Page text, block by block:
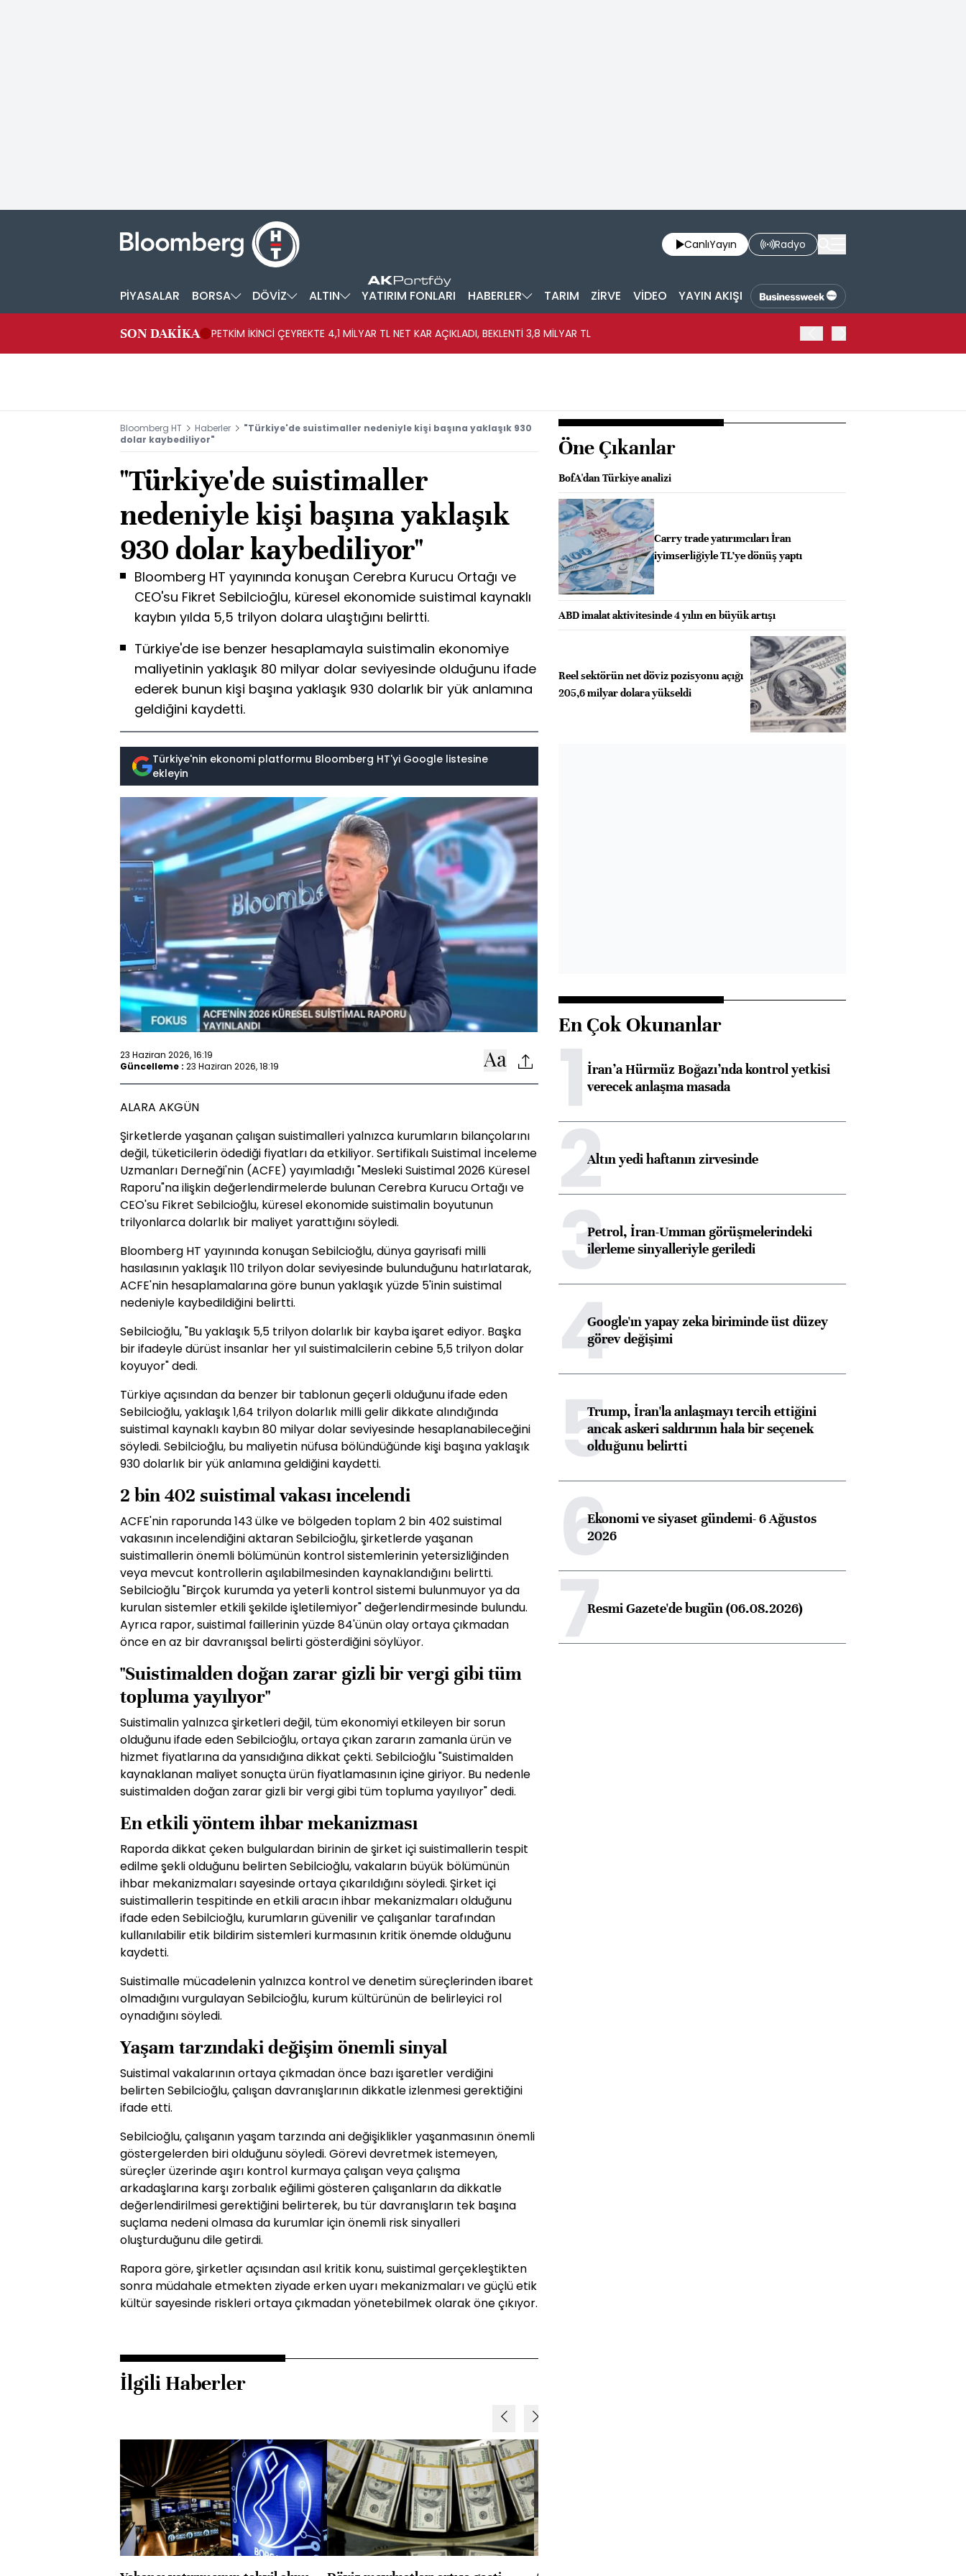
CanlıYayın Radyo
PİYASALAR BORSA DÖVİZ ALTIN YATIRIM FONLARI HABERLER TARIM ZİRVE VİDEO YAYIN AKIŞI
SON DAKİKA PETKİM İKİNCİ ÇEYREKTE 4,1 MİLYAR TL NET KAR AÇIKLADI, BEKLENTİ 3,8 MİLYAR TL
Bloomberg HT Haberler
"Türkiye'de suistimaller nedeniyle kişi başına yaklaşık 930
dolar kaybediliyor"
"Türkiye'de suistimaller
nedeniyle kişi başına yaklaşık
930 dolar kaybediliyor"
Bloomberg HT yayınında konuşan Cerebra Kurucu Ortağı ve
CEO'su Fikret Sebilcioğlu, küresel ekonomide suistimal kaynaklı
kaybın yılda 5,5 trilyon dolara ulaştığını belirtti.
Türkiye'de ise benzer hesaplamayla suistimalin ekonomiye
maliyetinin yaklaşık 80 milyar dolar seviyesinde olduğunu ifade
ederek bunun kişi başına yaklaşık 930 dolarlık bir yük anlamına
geldiğini kaydetti.
Türkiye'nin ekonomi platformu Bloomberg HT'yi Google listesine
ekleyin
23 Haziran 2026, 16:19
Güncelleme : 23 Haziran 2026, 18:19
ALARA AKGÜN
Şirketlerde yaşanan çalışan suistimalleri yalnızca kurumların bilançolarını
değil, tüketicilerin ödediği fiyatları da etkiliyor. Sertifikalı Suistimal İnceleme
Uzmanları Derneği'nin (ACFE) yayımladığı "Mesleki Suistimal 2026 Küresel
Raporu"na ilişkin değerlendirmelerde bulunan Cerebra Kurucu Ortağı ve
CEO'su Fikret Sebilcioğlu, küresel ekonomide suistimalin boyutunun
trilyonlarca dolarlık bir maliyet yarattığını söyledi.
Bloomberg HT yayınında konuşan Sebilcioğlu, dünya gayrisafi milli
hasılasının yaklaşık 110 trilyon dolar seviyesinde bulunduğunu hatırlatarak,
ACFE'nin hesaplamalarına göre bunun yaklaşık yüzde 5'inin suistimal
nedeniyle kaybedildiğini belirtti.
Sebilcioğlu, "Bu yaklaşık 5,5 trilyon dolarlık bir kayba işaret ediyor. Başka
bir ifadeyle dürüst insanlar her yıl suistimalcilerin cebine 5,5 trilyon dolar
koyuyor" dedi.
Türkiye açısından da benzer bir tablonun geçerli olduğunu ifade eden
Sebilcioğlu, yaklaşık 1,64 trilyon dolarlık milli gelir dikkate alındığında
suistimal kaynaklı kaybın 80 milyar dolar seviyesinde hesaplanabileceğini
söyledi. Sebilcioğlu, bu maliyetin nüfusa bölündüğünde kişi başına yaklaşık
930 dolarlık bir yük anlamına geldiğini kaydetti.
2 bin 402 suistimal vakası incelendi
ACFE'nin raporunda 143 ülke ve bölgeden toplam 2 bin 402 suistimal
vakasının incelendiğini aktaran Sebilcioğlu, şirketlerde yaşanan
suistimallerin önemli bölümünün kontrol sistemlerinin yetersizliğinden
veya mevcut kontrollerin aşılabilmesinden kaynaklandığını belirtti.
Sebilcioğlu "Birçok kurumda ya yeterli kontrol sistemi bulunmuyor ya da
kurulan sistemler etkili şekilde işletilemiyor" değerlendirmesinde bulundu.
Ayrıca rapor, suistimal faillerinin yüzde 84'ünün olay ortaya çıkmadan
önce en az bir davranışsal belirti gösterdiğini söylüyor.
"Suistimalden doğan zarar gizli bir vergi gibi tüm
topluma yayılıyor"
Suistimalin yalnızca şirketleri değil, tüm ekonomiyi etkileyen bir sorun
olduğunu ifade eden Sebilcioğlu, ortaya çıkan zararın zamanla ürün ve
hizmet fiyatlarına da yansıdığına dikkat çekti. Sebilcioğlu "Suistimalden
kaynaklanan maliyet sonuçta ürün fiyatlamasının içine giriyor. Bu nedenle
suistimalden doğan zarar gizli bir vergi gibi tüm topluma yayılıyor" dedi.
En etkili yöntem ihbar mekanizması
Raporda dikkat çeken bulgulardan birinin de şirket içi suistimallerin tespit
edilme şekli olduğunu belirten Sebilcioğlu, vakaların büyük bölümünün
ihbar mekanizmaları sayesinde ortaya çıkarıldığını söyledi. Şirket içi
suistimallerin tespitinde en etkili aracın ihbar mekanizmaları olduğunu
ifade eden Sebilcioğlu, kurumların güvenilir ve çalışanlar tarafından
kullanılabilir etik bildirim sistemleri kurmasının kritik önemde olduğunu
kaydetti.
Suistimalle mücadelenin yalnızca kontrol ve denetim süreçlerinden ibaret
olmadığını vurgulayan Sebilcioğlu, kurum kültürünün de belirleyici rol
oynadığını söyledi.
Yaşam tarzındaki değişim önemli sinyal
Suistimal vakalarının ortaya çıkmadan önce bazı işaretler verdiğini
belirten Sebilcioğlu, çalışan davranışlarının dikkatle izlenmesi gerektiğini
ifade etti.
Sebilcioğlu, çalışanın yaşam tarzında ani değişiklikler yaşanmasının önemli
göstergelerden biri olduğunu söyledi. Görevi devretmek istemeyen,
süreçler üzerinde aşırı kontrol kurmaya çalışan veya çalışma
arkadaşlarına karşı zorbalık eğilimi gösteren çalışanların da dikkatle
değerlendirilmesi gerektiğini belirterek, bu tür davranışların tek başına
suçlama nedeni olmasa da kurumlar için önemli risk sinyalleri
oluşturduğunu dile getirdi.
Rapora göre, şirketler açısından asıl kritik konu, suistimal gerçekleştikten
sonra müdahale etmekten ziyade erken uyarı mekanizmaları ve güçlü etik
kültür sayesinde riskleri ortaya çıkmadan yönetebilmek olarak öne çıkıyor.
İlgili Haberler
Öne Çıkanlar
BofA'dan Türkiye analizi
Carry trade yatırımcıları İran
iyimserliğiyle TL’ye dönüş yaptı
ABD imalat aktivitesinde 4 yılın en büyük artışı
Reel sektörün net döviz pozisyonu açığı
205,6 milyar dolara yükseldi
En Çok Okunanlar
1İran’a Hürmüz Boğazı’nda kontrol yetkisi
verecek anlaşma masada
2Altın yedi haftanın zirvesinde
3Petrol, İran-Umman görüşmelerindeki
ilerleme sinyalleriyle geriledi
4Google'ın yapay zeka biriminde üst düzey
görev değişimi
5Trump, İran'la anlaşmayı tercih ettiğini
ancak askeri saldırının hala bir seçenek
olduğunu belirtti
6Ekonomi ve siyaset gündemi- 6 Ağustos
2026
7Resmi Gazete'de bugün (06.08.2026)